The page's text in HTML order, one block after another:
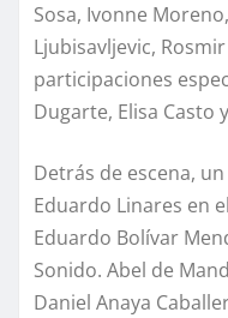
Sosa, Ivonne
Ljubisavljevic,
participaciones
Dugarte, Elisa Casto
Detrás de escena,
Eduardo Linares en
Eduardo Bolívar
Sonido. Abel de
Daniel Anaya